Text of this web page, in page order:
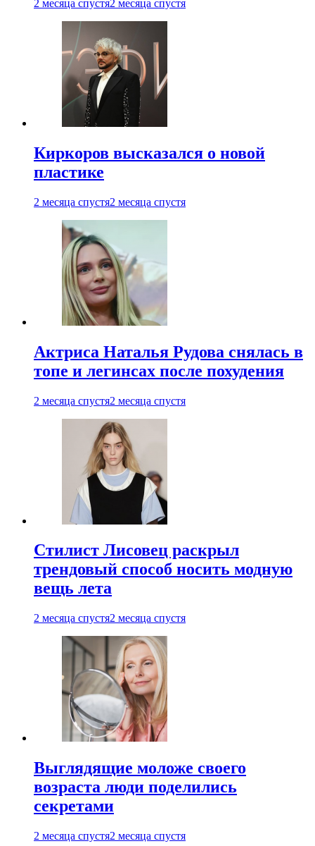
2 месяца спустя2 месяца спустя
Киркоров высказался о новой
пластике
2 месяца спустя2 месяца спустя
Актриса Наталья Рудова снялась в
топе и легинсах после похудения
2 месяца спустя2 месяца спустя
Стилист Лисовец раскрыл
трендовый способ носить модную
вещь лета
2 месяца спустя2 месяца спустя
Выглядящие моложе своего
возраста люди поделились
секретами
2 месяца спустя2 месяца спустя